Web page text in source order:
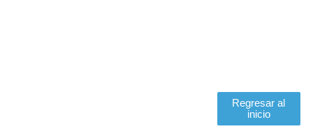
Regresar al
inicio